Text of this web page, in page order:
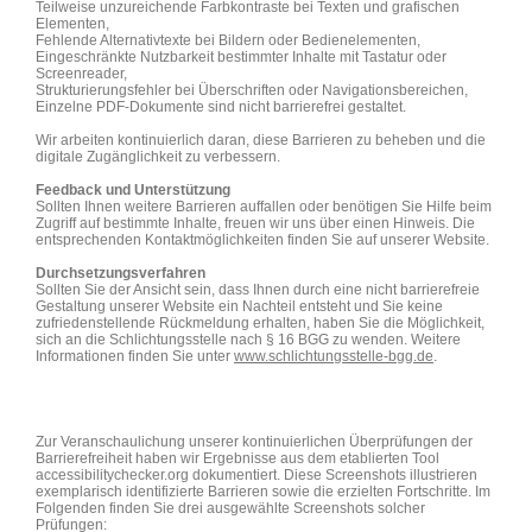
Teilweise unzureichende Farbkontraste bei Texten und grafischen
Elementen,
Fehlende Alternativtexte bei Bildern oder Bedienelementen,
Eingeschränkte Nutzbarkeit bestimmter Inhalte mit Tastatur oder
Screenreader,
Strukturierungsfehler bei Überschriften oder Navigationsbereichen,
Einzelne PDF-Dokumente sind nicht barrierefrei gestaltet.
Wir arbeiten kontinuierlich daran, diese Barrieren zu beheben und die
digitale Zugänglichkeit zu verbessern.
Feedback und Unterstützung
Sollten Ihnen weitere Barrieren auffallen oder benötigen Sie Hilfe beim
Zugriff auf bestimmte Inhalte, freuen wir uns über einen Hinweis. Die
entsprechenden Kontaktmöglichkeiten finden Sie auf unserer Website.
Durchsetzungsverfahren
Sollten Sie der Ansicht sein, dass Ihnen durch eine nicht barrierefreie
Gestaltung unserer Website ein Nachteil entsteht und Sie keine
zufriedenstellende Rückmeldung erhalten, haben Sie die Möglichkeit,
sich an die Schlichtungsstelle nach § 16 BGG zu wenden. Weitere
Informationen finden Sie unter www.schlichtungsstelle-bgg.de
Zur Veranschaulichung unserer kontinuierlichen Überprüfungen der
Barrierefreiheit haben wir Ergebnisse aus dem etablierten Tool
accessibilitychecker.org dokumentiert. Diese Screenshots illustrieren
exemplarisch identifizierte Barrieren sowie die erzielten Fortschritte. Im
Folgenden finden Sie drei ausgewählte Screenshots solcher
Prüfungen: